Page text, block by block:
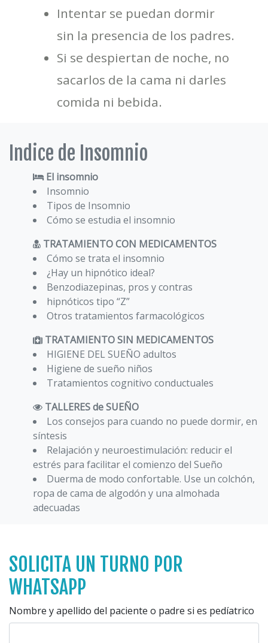
Intentar se puedan dormir
sin la presencia de los padres.
Si se despiertan de noche, no
sacarlos de la cama ni darles
comida ni bebida.
Indice de Insomnio
El insomnio
Insomnio
Tipos de Insomnio
Cómo se estudia el insomnio
TRATAMIENTO CON MEDICAMENTOS
Cómo se trata el insomnio
¿Hay un hipnótico ideal?
Benzodiazepinas, pros y contras
hipnóticos tipo “Z”
Otros tratamientos farmacológicos
TRATAMIENTO SIN MEDICAMENTOS
HIGIENE DEL SUEÑO adultos
Higiene de sueño niños
Tratamientos cognitivo conductuales
TALLERES de SUEÑO
Los consejos para cuando no puede dormir, en
síntesis
Relajación y neuroestimulación: reducir el
estrés para facilitar el comienzo del Sueño
Duerma de modo confortable. Use un colchón,
ropa de cama de algodón y una almohada
adecuadas
SOLICITA UN TURNO POR
WHATSAPP
Nombre y apellido del paciente o padre si es pedíatrico